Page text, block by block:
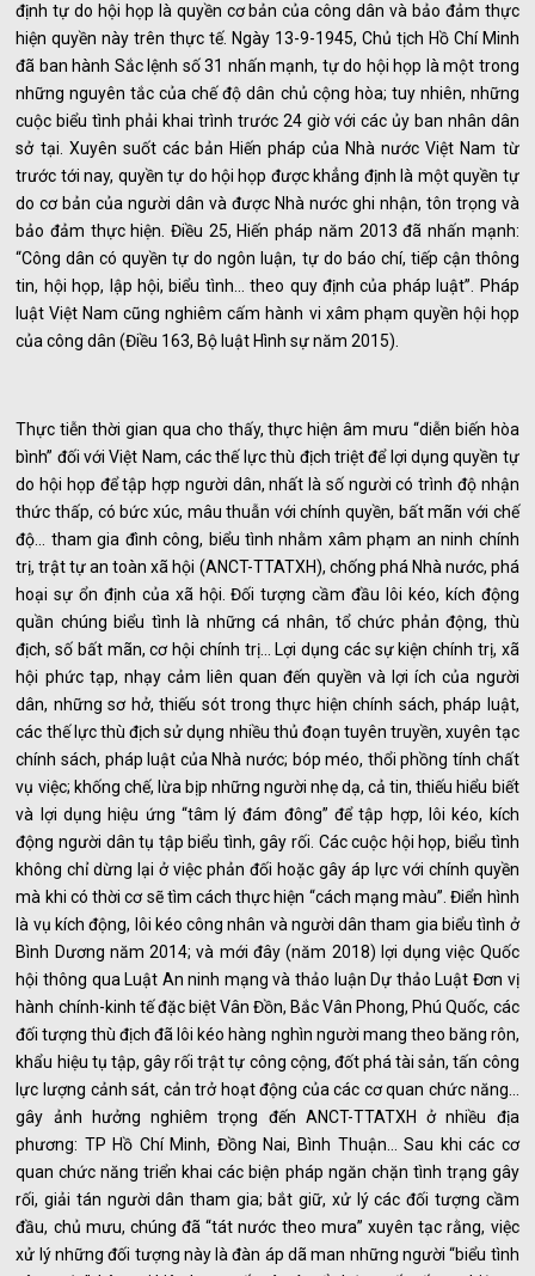
định tự do hội họp là quyền cơ bản của công dân và bảo đảm thực
hiện quyền này trên thực tế. Ngày 13-9-1945, Chủ tịch Hồ Chí Minh
đã ban hành Sắc lệnh số 31 nhấn mạnh, tự do hội họp là một trong
những nguyên tắc của chế độ dân chủ cộng hòa; tuy nhiên, những
cuộc biểu tình phải khai trình trước 24 giờ với các ủy ban nhân dân
sở tại. Xuyên suốt các bản Hiến pháp của Nhà nước Việt Nam từ
trước tới nay, quyền tự do hội họp được khẳng định là một quyền tự
do cơ bản của người dân và được Nhà nước ghi nhận, tôn trọng và
bảo đảm thực hiện. Điều 25, Hiến pháp năm 2013 đã nhấn mạnh:
“Công dân có quyền tự do ngôn luận, tự do báo chí, tiếp cận thông
tin, hội họp, lập hội, biểu tình… theo quy định của pháp luật”. Pháp
luật Việt Nam cũng nghiêm cấm hành vi xâm phạm quyền hội họp
của công dân (Điều 163, Bộ luật Hình sự năm 2015).
Thực tiễn thời gian qua cho thấy, thực hiện âm mưu “diễn biến hòa
bình” đối với Việt Nam, các thế lực thù địch triệt để lợi dụng quyền tự
do hội họp để tập hợp người dân, nhất là số người có trình độ nhận
thức thấp, có bức xúc, mâu thuẫn với chính quyền, bất mãn với chế
độ... tham gia đình công, biểu tình nhằm xâm phạm an ninh chính
trị, trật tự an toàn xã hội (ANCT-TTATXH), chống phá Nhà nước, phá
hoại sự ổn định của xã hội. Đối tượng cầm đầu lôi kéo, kích động
quần chúng biểu tình là những cá nhân, tổ chức phản động, thù
địch, số bất mãn, cơ hội chính trị... Lợi dụng các sự kiện chính trị, xã
hội phức tạp, nhạy cảm liên quan đến quyền và lợi ích của người
dân, những sơ hở, thiếu sót trong thực hiện chính sách, pháp luật,
các thế lực thù địch sử dụng nhiều thủ đoạn tuyên truyền, xuyên tạc
chính sách, pháp luật của Nhà nước; bóp méo, thổi phồng tính chất
vụ việc; khống chế, lừa bịp những người nhẹ dạ, cả tin, thiếu hiểu biết
và lợi dụng hiệu ứng “tâm lý đám đông” để tập hợp, lôi kéo, kích
động người dân tụ tập biểu tình, gây rối. Các cuộc hội họp, biểu tình
không chỉ dừng lại ở việc phản đối hoặc gây áp lực với chính quyền
mà khi có thời cơ sẽ tìm cách thực hiện “cách mạng màu”. Điển hình
là vụ kích động, lôi kéo công nhân và người dân tham gia biểu tình ở
Bình Dương năm 2014; và mới đây (năm 2018) lợi dụng việc Quốc
hội thông qua Luật An ninh mạng và thảo luận Dự thảo Luật Đơn vị
hành chính-kinh tế đặc biệt Vân Đồn, Bắc Vân Phong, Phú Quốc, các
đối tượng thù địch đã lôi kéo hàng nghìn người mang theo băng rôn,
khẩu hiệu tụ tập, gây rối trật tự công cộng, đốt phá tài sản, tấn công
lực lượng cảnh sát, cản trở hoạt động của các cơ quan chức năng…
gây ảnh hưởng nghiêm trọng đến ANCT-TTATXH ở nhiều địa
phương: TP Hồ Chí Minh, Đồng Nai, Bình Thuận... Sau khi các cơ
quan chức năng triển khai các biện pháp ngăn chặn tình trạng gây
rối, giải tán người dân tham gia; bắt giữ, xử lý các đối tượng cầm
đầu, chủ mưu, chúng đã “tát nước theo mưa” xuyên tạc rằng, việc
xử lý những đối tượng này là đàn áp dã man những người “biểu tình